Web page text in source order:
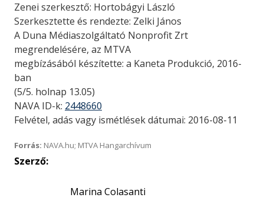
Zenei szerkesztő: Hortobágyi László
Szerkesztette és rendezte: Zelki János
A Duna Médiaszolgáltató Nonprofit Zrt
megrendelésére, az MTVA
megbízásából készítette: a Kaneta Produkció, 2016-
ban
(5/5. holnap 13.05)
NAVA ID-k: 2448660
Felvétel, adás vagy ismétlések dátumai: 2016-08-11
Forrás: NAVA.hu; MTVA Hangarchívum
Szerző:
Marina Colasanti